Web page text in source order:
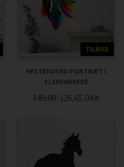
TILBUD
HESTEHOVED PORTRÆT I
FLERFARVEDE
149,00 126,65 DKK